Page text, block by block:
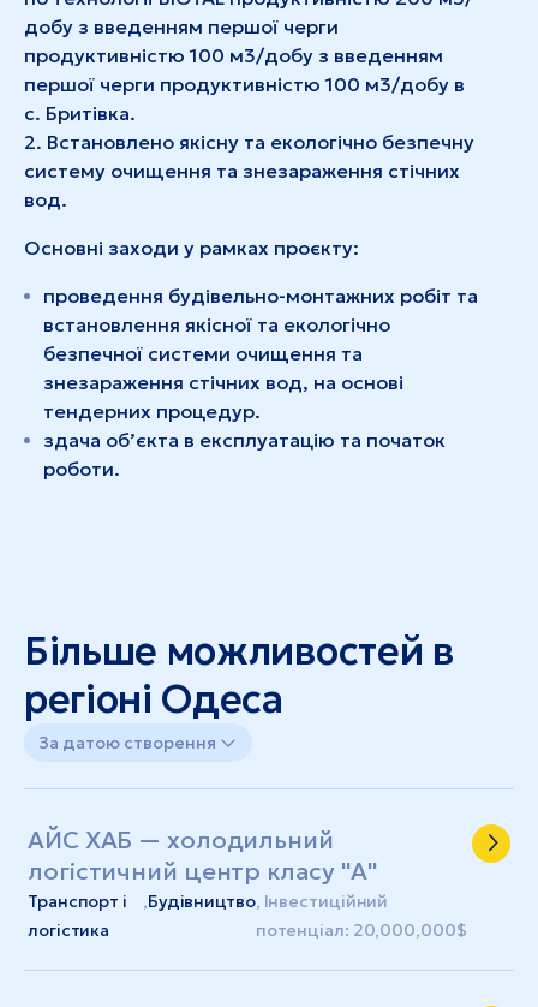
добу з введенням першої черги
продуктивністю 100 м3/добу з введенням
першої черги продуктивністю 100 м3/добу в
с. Бритівка.
2. Встановлено якісну та екологічно безпечну
систему очищення та знезараження стічних
вод.
Основні заходи у рамках проєкту:
проведення будівельно-монтажних робіт та
встановлення якісної та екологічно
безпечної системи очищення та
знезараження стічних вод, на основі
тендерних процедур.
здача об’єкта в експлуатацію та початок
роботи.
Більше можливостей в
регіоні Одеса
За датою створення
АЙС ХАБ — холодильний
логістичний центр класу "А"
Транспорт і
логістика
Будівництво, Інвестиційний
потенціал: 20,000,000$